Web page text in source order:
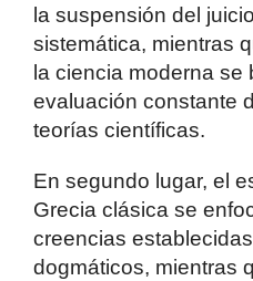
la suspensión del
sistemática, mientras
la ciencia moderna
evaluación constante
teorías científicas.
En segundo lugar, el
Grecia clásica se
creencias
dogmáticos, mientras